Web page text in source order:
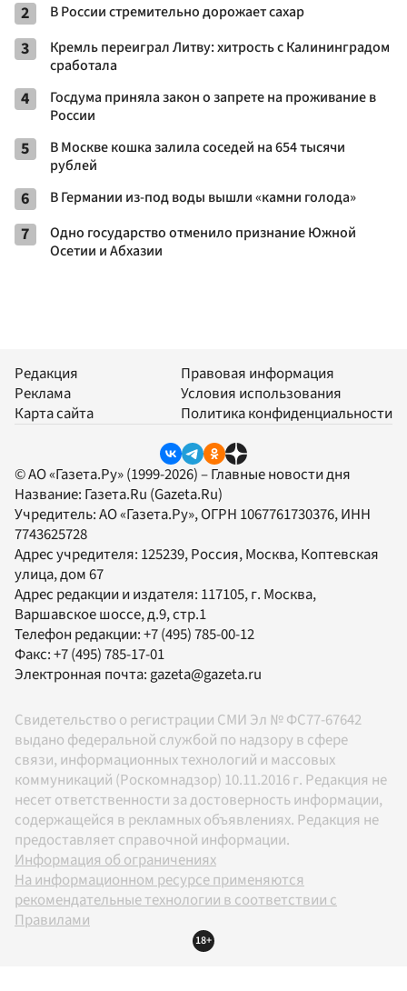
2 В России стремительно дорожает сахар
3
Кремль переиграл Литву: хитрость с Калининградом
сработала
4
Госдума приняла закон о запрете на проживание в
России
5
В Москве кошка залила соседей на 654 тысячи
рублей
6 В Германии из-под воды вышли «камни голода»
7
Одно государство отменило признание Южной
Осетии и Абхазии
Редакция
Реклама
Карта сайта
Правовая информация
Условия использования
Политика конфиденциальности
© АО «Газета.Ру» (1999-2026) – Главные новости дня
Название: Газета.Ru (Gazeta.Ru)
Учредитель:АО «Газета.Ру», ОГРН 1067761730376, ИНН
7743625728
Адрес учредителя: 125239, Россия, Москва, Коптевская
улица, дом 67
Адрес редакции и издателя: 117105, г. Москва,
Варшавское шоссе, д.9, стр.1
Телефон редакции:+7 (495) 785-00-12
Факс:+7 (495) 785-17-01
Электронная почта: gazeta@gazeta.ru
Свидетельство о регистрации СМИ Эл № ФС77-67642
выдано федеральной службой по надзору в сфере
связи, информационных технологий и массовых
коммуникаций (Роскомнадзор) 10.11.2016 г. Редакция не
несет ответственности за достоверность информации,
содержащейся в рекламных объявлениях. Редакция не
предоставляет справочной информации.
Информация об ограничениях
На информационном ресурсе применяются
рекомендательные технологии в соответствии с
Правилами
18+